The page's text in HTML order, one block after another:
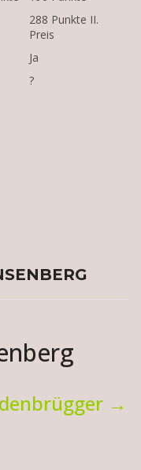
288 Punkte II.
Preis
Ja
?
→